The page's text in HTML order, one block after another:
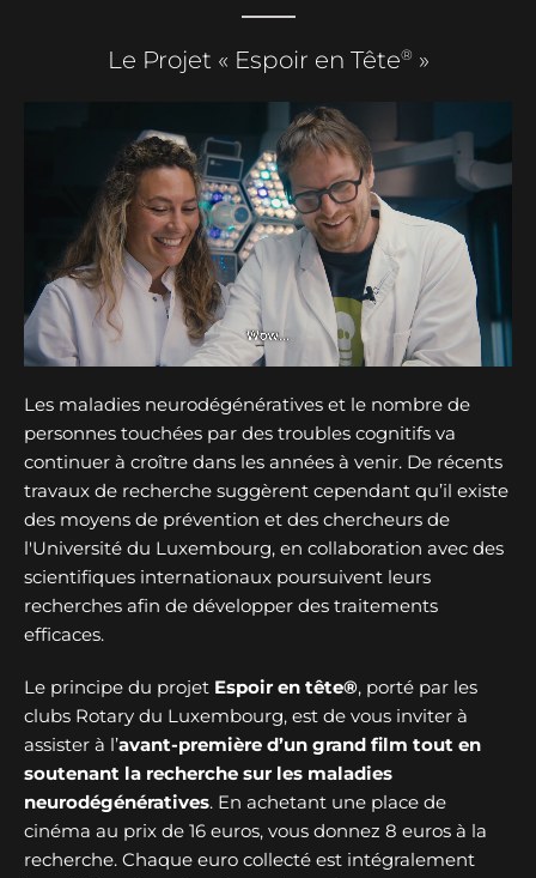
Le Projet « Espoir en Tête® »
Les maladies neurodégénératives et le nombre de
personnes touchées par des troubles cognitifs va
continuer à croître dans les années à venir. De récents
travaux de recherche suggèrent cependant qu’il existe
des moyens de prévention et des chercheurs de
l'Université du Luxembourg, en collaboration avec des
scientifiques internationaux poursuivent leurs
recherches afin de développer des traitements
efficaces.
Le principe du projet Espoir en tête®, porté par les
clubs Rotary du Luxembourg, est de vous inviter à
assister à l’avant-première d’un grand film tout en
soutenant la recherche sur les maladies
neurodégénératives. En achetant une place de
cinéma au prix de 16 euros, vous donnez 8 euros à la
recherche. Chaque euro collecté est intégralement